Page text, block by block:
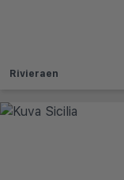
Rivieraen